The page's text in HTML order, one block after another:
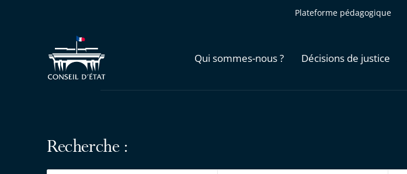
Plateforme pédagogique
Qui sommes-nous ? Décisions de justice
Recherche :